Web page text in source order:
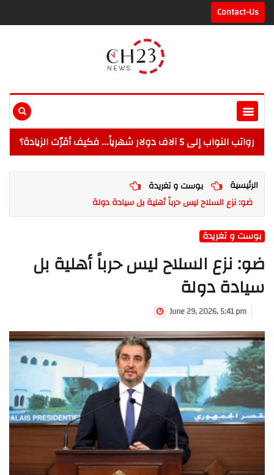
Contact-Us
رواتب النواب إلى 5 آلاف دولار شهرياً... فكيف أقرّت الزيادة؟
الرئيسية
بوست و تغريدة
ضو: نزع السلاح ليس حرباً أهلية بل سيادة دولة
بوست و تغريدة
ضو: نزع السلاح ليس حرباً أهلية بل
سيادة دولة
June 29, 2026, 5:41 pm